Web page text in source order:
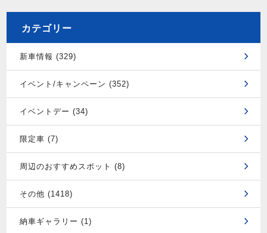
カテゴリー
新車情報 (329)
イベント/キャンペーン (352)
イベントデー (34)
限定車 (7)
周辺のおすすめスポット (8)
その他 (1418)
納車ギャラリー (1)